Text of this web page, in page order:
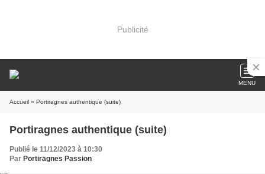
Publicité
MENU
Accueil » Portiragnes authentique (suite)
Portiragnes authentique (suite)
Publié le 11/12/2023 à 10:30
Par Portiragnes Passion